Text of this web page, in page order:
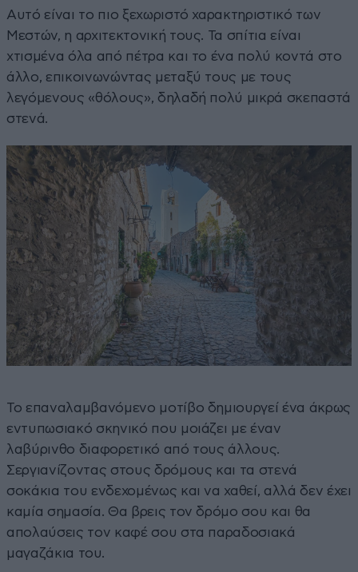
Αυτό είναι το πιο ξεχωριστό χαρακτηριστικό των
Μεστών, η αρχιτεκτονική τους. Τα σπίτια είναι
χτισμένα όλα από πέτρα και το ένα πολύ κοντά στο
άλλο, επικοινωνώντας μεταξύ τους με τους
λεγόμενους «θόλους», δηλαδή πολύ μικρά σκεπαστά
στενά.
Το επαναλαμβανόμενο μοτίβο δημιουργεί ένα άκρως
εντυπωσιακό σκηνικό που μοιάζει με έναν
λαβύρινθο διαφορετικό από τους άλλους.
Σεργιανίζοντας στους δρόμους και τα στενά
σοκάκια του ενδεχομένως και να χαθεί, αλλά δεν έχει
καμία σημασία. Θα βρεις τον δρόμο σου και θα
απολαύσεις τον καφέ σου στα παραδοσιακά
μαγαζάκια του.